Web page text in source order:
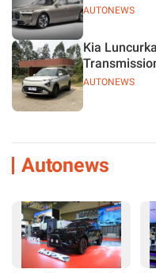
AUTONEWS
AUTONEWS
Kia
Autonews